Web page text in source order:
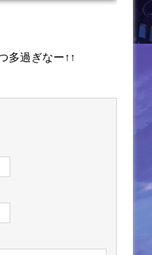
多過ぎなー↑↑